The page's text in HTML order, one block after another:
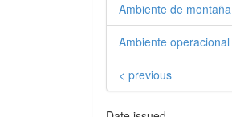
Ambiente de montaña
Ambiente operacional
< previous